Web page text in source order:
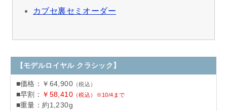
カブセ裏セミオーダー
【モデルロイヤル クラシック】
■価格：￥64,900（税込）
■早割： ￥58,410（税込）※10/4まで
■重量：約1,230g